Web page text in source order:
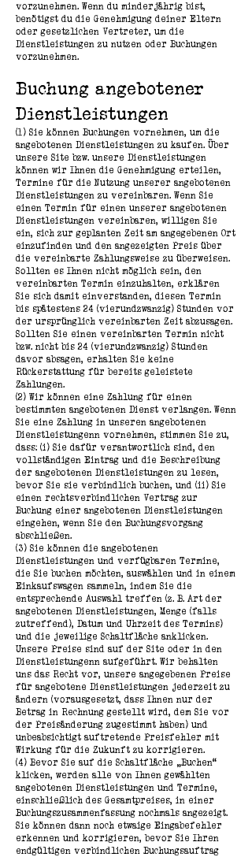
vorzunehmen. Wenn du minderjährig bist,
benötigst du die Genehmigung deiner Eltern
oder gesetzlichen Vertreter, um die
Dienstleistungen zu nutzen oder Buchungen
vorzunehmen.
Buchung angebotener
Dienstleistungen
(1) Sie können Buchungen vornehmen, um die
angebotenen Dienstleistungen zu kaufen. Über
unsere Site bzw. unsere Dienstleistungen
können wir Ihnen die Genehmigung erteilen,
Termine für die Nutzung unserer angebotenen
Dienstleistungen zu vereinbaren. Wenn Sie
einen Termin für einen unserer angebotenen
Dienstleistungen vereinbaren, willigen Sie
ein, sich zur geplanten Zeit am angegebenen Ort
einzufinden und den angezeigten Preis über
die vereinbarte Zahlungsweise zu überweisen.
Sollten es Ihnen nicht möglich sein, den
vereinbarten Termin einzuhalten, erklären
Sie sich damit einverstanden, diesen Termin
bis spätestens 24 (vierundzwanzig) Stunden vor
der ursprünglich vereinbarten Zeit abzusagen.
Sollten Sie einen vereinbarten Termin nicht
bzw. nicht bis 24 (vierundzwanzig) Stunden
davor absagen, erhalten Sie keine
Rückerstattung für bereits geleistete
Zahlungen.
(2) Wir können eine Zahlung für einen
bestimmten angebotenen Dienst verlangen. Wenn
Sie eine Zahlung in unseren angebotenen
Dienstleistungenn vornehmen, stimmen Sie zu,
dass: (i) Sie dafür verantwortlich sind, den
vollständigen Eintrag und die Beschreibung
der angebotenen Dienstleistungen zu lesen,
bevor Sie sie verbindlich buchen, und (ii) Sie
einen rechtsverbindlichen Vertrag zur
Buchung einer angebotenen Dienstleistungen
eingehen, wenn Sie den Buchungsvorgang
abschließen.
(3) Sie können die angebotenen
Dienstleistungen und verfügbaren Termine,
die Sie buchen möchten, auswählen und in einem
Einkaufswagen sammeln, indem Sie die
entsprechende Auswahl treffen (z. B. Art der
angebotenen Dienstleistungen, Menge (falls
zutreffend), Datum und Uhrzeit des Termins)
und die jeweilige Schaltfläche anklicken.
Unsere Preise sind auf der Site oder in den
Dienstleistungenn aufgeführt. Wir behalten
uns das Recht vor, unsere angegebenen Preise
für angebotene Dienstleistungen jederzeit zu
ändern (vorausgesetzt, dass Ihnen nur der
Betrag in Rechnung gestellt wird, dem Sie vor
der Preisänderung zugestimmt haben) und
unbeabsichtigt auftretende Preisfehler mit
Wirkung für die Zukunft zu korrigieren.
(4) Bevor Sie auf die Schaltfläche „Buchen“
klicken, werden alle von Ihnen gewählten
angebotenen Dienstleistungen und Termine,
einschließlich des Gesamtpreises, in einer
Buchungszusammenfassung nochmals angezeigt.
Sie können dann noch etwaige Eingabefehler
erkennen und korrigieren, bevor Sie Ihren
endgültigen verbindlichen Buchungsauftrag